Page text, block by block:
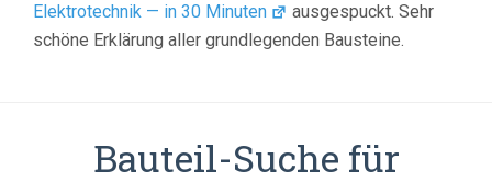
Elektrotechnik — in 30 Minuten
ausgespuckt. Sehr
schöne Erklärung aller grundlegenden Bausteine.
Bauteil-Suche für